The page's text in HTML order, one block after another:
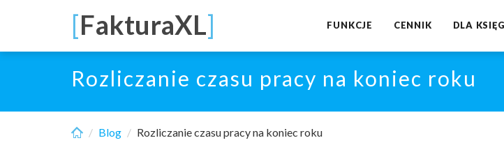
main
[FakturaXL] FUNKCJE CENNIK DLA
Rozliczanie czasu pracy na koniec roku
Blog Rozliczanie czasu pracy na koniec roku